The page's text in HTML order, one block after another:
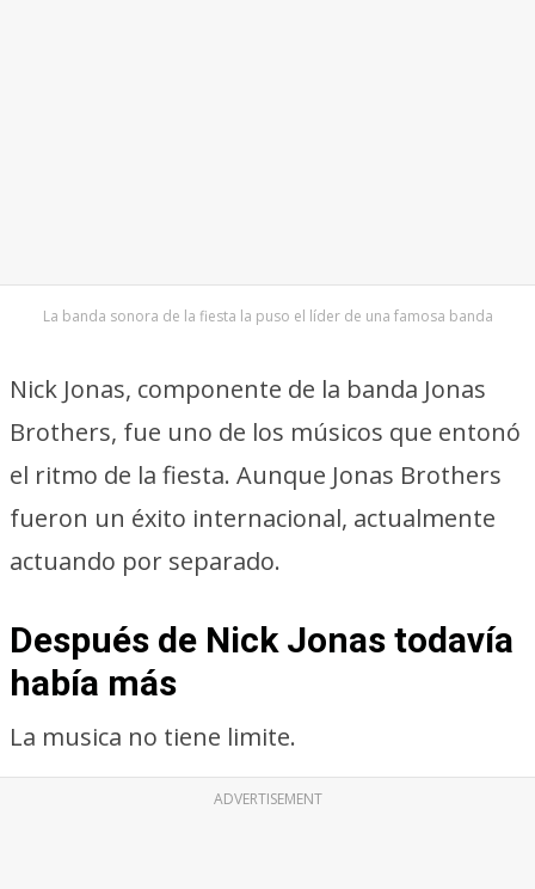
La banda sonora de la fiesta la puso el líder de una famosa banda
Nick Jonas, componente de la banda Jonas
Brothers, fue uno de los músicos que entonó
el ritmo de la fiesta. Aunque Jonas Brothers
fueron un éxito internacional, actualmente
actuando por separado.
Después de Nick Jonas todavía
había más
La musica no tiene limite.
ADVERTISEMENT